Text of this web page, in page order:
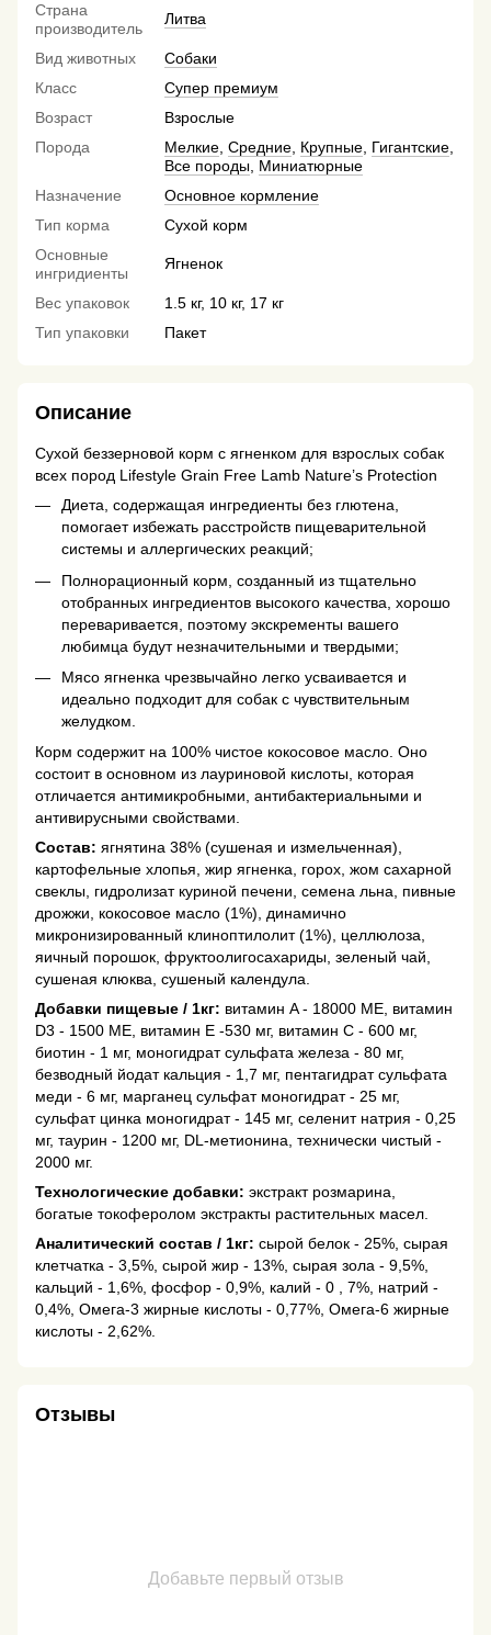
Страна
производитель
Литва
Вид животных
Собаки
Класс
Супер премиум
Возраст
Взрослые
Порода
Мелкие Средние Крупные Гигантские
Все породы Миниатюрные
Назначение
Основное кормление
Тип корма
Сухой корм
Основные
ингридиенты
Ягненок
Вес упаковок
1.5 кг, 10 кг, 17 кг
Тип упаковки
Пакет
Описание
Сухой беззерновой корм с ягненком для взрослых собак
всех пород Lifestyle Grain Free Lamb Nature’s Protection
Диета, содержащая ингредиенты без глютена,
помогает избежать расстройств пищеварительной
системы и аллергических реакций;
Полнорационный корм, созданный из тщательно
отобранных ингредиентов высокого качества, хорошо
переваривается, поэтому экскременты вашего
любимца будут незначительными и твердыми;
Мясо ягненка чрезвычайно легко усваивается и
идеально подходит для собак с чувствительным
желудком.
Корм содержит на 100% чистое кокосовое масло. Оно
состоит в основном из лауриновой кислоты, которая
отличается антимикробными, антибактериальными и
антивирусными свойствами.
Состав: ягнятина 38% (сушеная и измельченная),
картофельные хлопья, жир ягненка, горох, жом сахарной
свеклы, гидролизат куриной печени, семена льна, пивные
дрожжи, кокосовое масло (1%), динамично
микронизированный клиноптилолит (1%), целлюлоза,
яичный порошок, фруктоолигосахариды, зеленый чай,
сушеная клюква, сушеный календула.
Добавки пищевые / 1кг: витамин A - 18000 МЕ, витамин
D3 - 1500 МЕ, витамин E -530 мг, витамин C - 600 мг,
биотин - 1 мг, моногидрат сульфата железа - 80 мг,
безводный йодат кальция - 1,7 мг, пентагидрат сульфата
меди - 6 мг, марганец сульфат моногидрат - 25 мг,
сульфат цинка моногидрат - 145 мг, селенит натрия - 0,25
мг, таурин - 1200 мг, DL-метионина, технически чистый -
2000 мг.
Технологические добавки: экстракт розмарина,
богатые токоферолом экстракты растительных масел.
Aнaлитический состав / 1кг: сырой белок - 25%, сырая
клетчатка - 3,5%, сырой жир - 13%, сырая зола - 9,5%,
кальций - 1,6%, фосфор - 0,9%, калий - 0 , 7%, натрий -
0,4%, Омега-3 жирные кислоты - 0,77%, Омега-6 жирные
кислоты - 2,62%.
Отзывы
Добавьте первый отзыв